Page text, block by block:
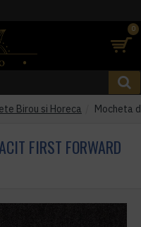
0
Birou si Horeca Mocheta
FIRST FORWARD